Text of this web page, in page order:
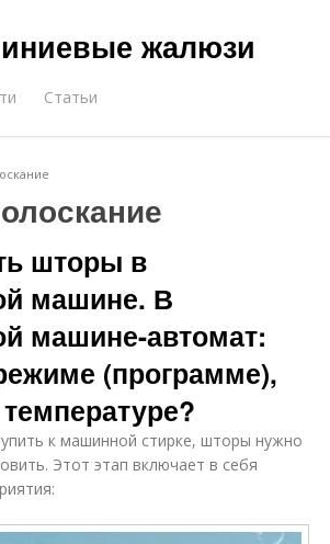
жалюзи
Статьи
шторы в
машине. В
машине-автомат:
(программе),
к машинной стирке, шторы нужно
Этот этап включает в себя